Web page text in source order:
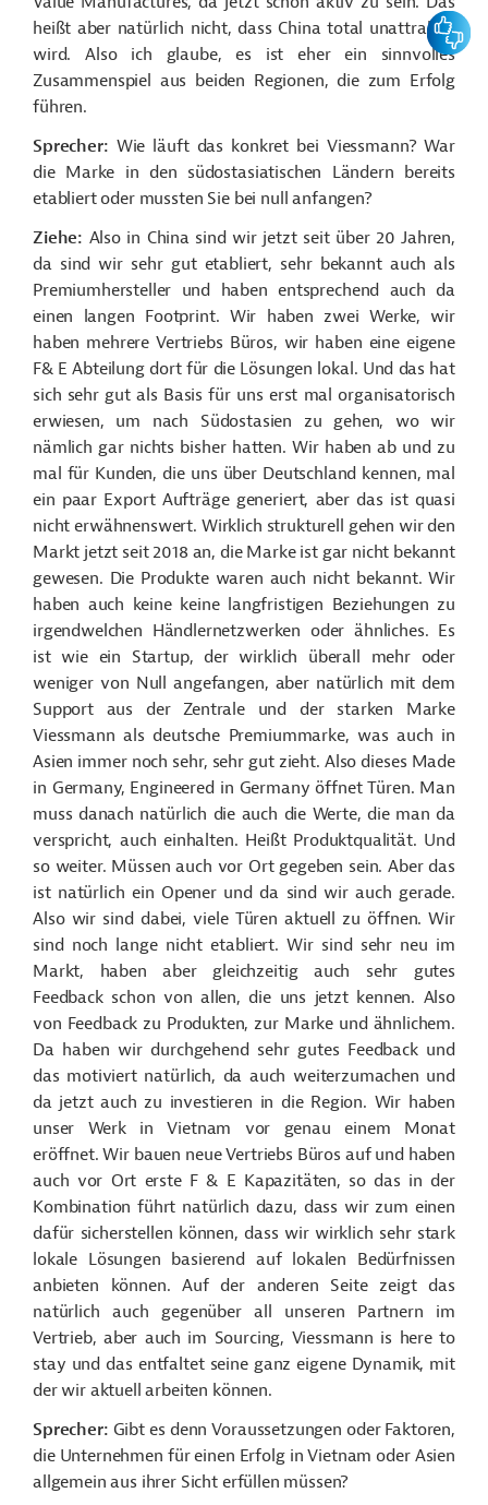
heißt aber natürlich nicht, dass China total unattraktiv
wird. Also ich glaube, es ist eher ein sinnvolles
Zusammenspiel aus beiden Regionen, die zum Erfolg
führen.
Sprecher: Wie läuft das konkret bei Viessmann? War
die Marke in den südostasiatischen Ländern bereits
etabliert oder mussten Sie bei null anfangen?
Ziehe: Also in China sind wir jetzt seit über 20 Jahren,
da sind wir sehr gut etabliert, sehr bekannt auch als
Premiumhersteller und haben entsprechend auch da
einen langen Footprint. Wir haben zwei Werke, wir
haben mehrere Vertriebs Büros, wir haben eine eigene
F& E Abteilung dort für die Lösungen lokal. Und das hat
sich sehr gut als Basis für uns erst mal organisatorisch
erwiesen, um nach Südostasien zu gehen, wo wir
nämlich gar nichts bisher hatten. Wir haben ab und zu
mal für Kunden, die uns über Deutschland kennen, mal
ein paar Export Aufträge generiert, aber das ist quasi
nicht erwähnenswert. Wirklich strukturell gehen wir den
Markt jetzt seit 2018 an, die Marke ist gar nicht bekannt
gewesen. Die Produkte waren auch nicht bekannt. Wir
haben auch keine keine langfristigen Beziehungen zu
irgendwelchen Händlernetzwerken oder ähnliches. Es
ist wie ein Startup, der wirklich überall mehr oder
weniger von Null angefangen, aber natürlich mit dem
Support aus der Zentrale und der starken Marke
Viessmann als deutsche Premiummarke, was auch in
Asien immer noch sehr, sehr gut zieht. Also dieses Made
in Germany, Engineered in Germany öffnet Türen. Man
muss danach natürlich die auch die Werte, die man da
verspricht, auch einhalten. Heißt Produktqualität. Und
so weiter. Müssen auch vor Ort gegeben sein. Aber das
ist natürlich ein Opener und da sind wir auch gerade.
Also wir sind dabei, viele Türen aktuell zu öffnen. Wir
sind noch lange nicht etabliert. Wir sind sehr neu im
Markt, haben aber gleichzeitig auch sehr gutes
Feedback schon von allen, die uns jetzt kennen. Also
von Feedback zu Produkten, zur Marke und ähnlichem.
Da haben wir durchgehend sehr gutes Feedback und
das motiviert natürlich, da auch weiterzumachen und
da jetzt auch zu investieren in die Region. Wir haben
unser Werk in Vietnam vor genau einem Monat
eröffnet. Wir bauen neue Vertriebs Büros auf und haben
auch vor Ort erste F & E Kapazitäten, so das in der
Kombination führt natürlich dazu, dass wir zum einen
dafür sicherstellen können, dass wir wirklich sehr stark
lokale Lösungen basierend auf lokalen Bedürfnissen
anbieten können. Auf der anderen Seite zeigt das
natürlich auch gegenüber all unseren Partnern im
Vertrieb, aber auch im Sourcing, Viessmann is here to
stay und das entfaltet seine ganz eigene Dynamik, mit
der wir aktuell arbeiten können.
Sprecher: Gibt es denn Voraussetzungen oder Faktoren,
die Unternehmen für einen Erfolg in Vietnam oder Asien
allgemein aus ihrer Sicht erfüllen müssen?